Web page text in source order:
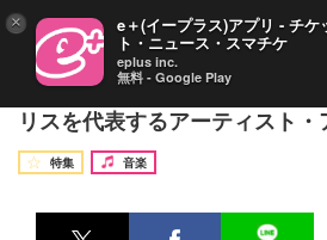
【週刊！洋楽ハッスル#18】M
リスを代表するアーティスト
特集
音楽
× e＋(イープラス)アプリ - チケ
ト・ニュース・スマチケ
eplus inc.
無料 - Google Play